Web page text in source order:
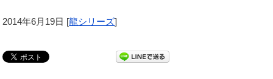
2014年6月19日 [龍シリーズ]